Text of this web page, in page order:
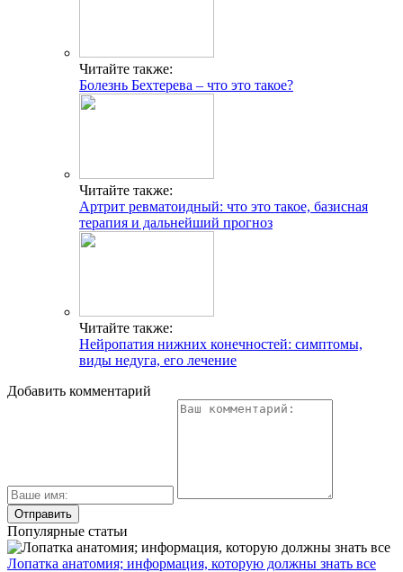
Читайте также:
Болезнь Бехтерева – что это такое?
Читайте также:
Артрит ревматоидный: что это такое, базисная
терапия и дальнейший прогноз
Читайте также:
Нейропатия нижних конечностей: симптомы,
виды недуга, его лечение
Добавить комментарий
Популярные статьи
Лопатка анатомия; информация, которую должны знать все